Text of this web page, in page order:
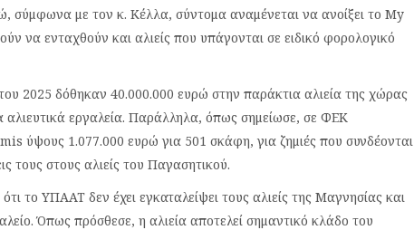
σύμφωνα με τον κ. Κέλλα, σύντομα αναμένεται να ανοίξει το My
ενταχθούν και αλιείς που υπάγονται σε ειδικό φορολογικό
2025 δόθηκαν 40.000.000 ευρώ στην παράκτια αλιεία της χώρας
εργαλεία. Παράλληλα, όπως σημείωσε, σε ΦΕΚ
ύψους 1.077.000 ευρώ για 501 σκάφη, για ζημιές που συνδέονται
τους στους αλιείς του Παγασητικού.
το ΥΠΑΑΤ δεν έχει εγκαταλείψει τους αλιείς της Μαγνησίας και
Όπως πρόσθεσε, η αλιεία αποτελεί σημαντικό κλάδο του